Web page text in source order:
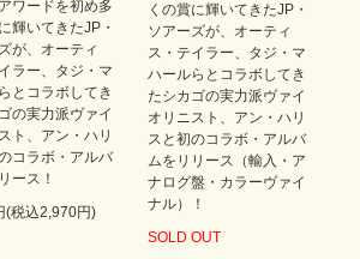
ワードを初め多
輝いてきたJP・
が、オーティ
ラー、タジ・マ
とコラボしてき
の実力派ヴァイ
ト、アン・ハリ
コラボ・アルバ
ース！
(税込2,970円)
くの賞に輝いてきたJP・
ソアーズが、オーティ
ス・テイラー、タジ・マ
ハールらとコラボしてき
たシカゴの実力派ヴァイ
オリニスト、アン・ハリ
スと初のコラボ・アルバ
ムをリリース（輸入・ア
ナログ盤・カラーヴァイ
ナル）！
SOLD OUT